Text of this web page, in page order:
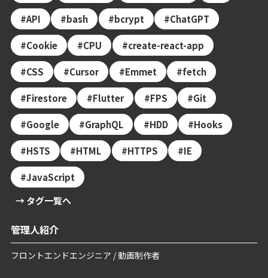
API bash bcrypt ChatGPT
Cookie CPU create-react-app
CSS Cursor Emmet fetch
Firestore Flutter FPS Git
Google GraphQL HDD Hooks
HSTS HTML HTTPS IE
JavaScript
→ タグ一覧へ
管理人紹介
フロントエンドエンジニア / 動画制作者